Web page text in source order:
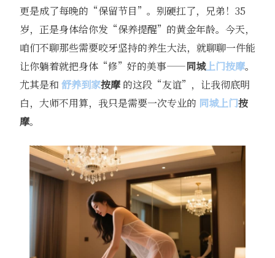
更是成了每晚的“保留节目”。别硬扛了，兄弟！35
岁，正是身体给你发“保养提醒”的黄金年龄。今天，
咱们不聊那些需要咬牙坚持的养生大法，就聊聊一件能
让你躺着就把身体“修”好的美事——同城上门按摩。
尤其是和 舒养到家按摩的这段“友谊”，让我彻底明
白，大师不用算，我只是需要一次专业的 同城上门按
摩。